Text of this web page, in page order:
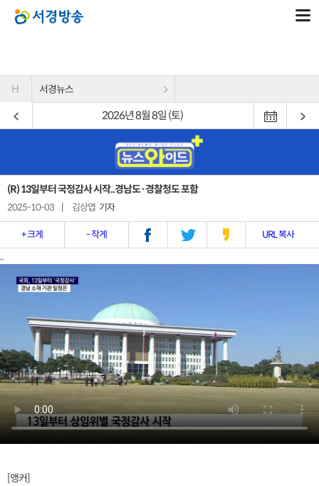
H 서경뉴스
2026년 8월 8일 (토)
(R) 13일부터 국정감사 시작..경남도·경찰청도 포함
2025-10-03 김상엽 기자
+ 크게 - 작게 URL 복사
..
[앵커]